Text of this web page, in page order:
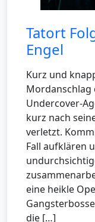
Tatort
Engel
Kurz und
Mordanschlag
Undercover-
kurz nach
verletzt.
Fall aufklären
eine heikle
die […]